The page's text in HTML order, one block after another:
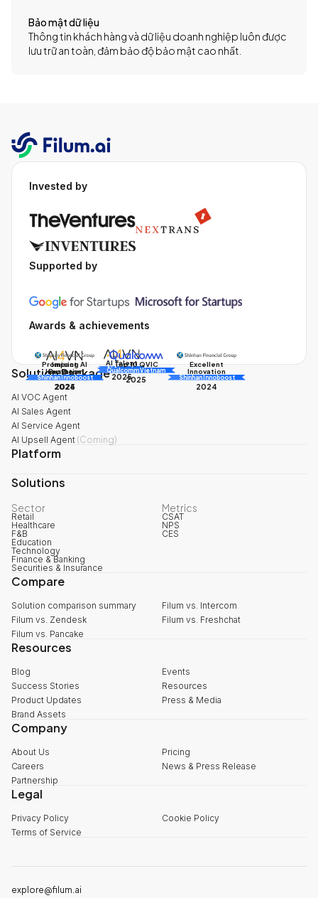
Bảo mật dữ liệu
Thông tin khách hàng và dữ liệu doanh nghiệp luôn được
lưu trữ an toàn, đảm bảo độ bảo mật cao nhất.
Invested by
Supported by
Awards & achievements
Promising AI
Business
AI Awards
2025
AI Talent
AI Awards
2025
Excellent
Innovation
Shinhan Innoboost
2024
Impact
Innovation
Shinhan Innoboost
2024
Top 10 QVIC
Qualcomm Vietnam
2025
Solution Package
AI VOC Agent
AI Sales Agent
AI Service Agent
AI Upsell Agent (Coming)
Platform
Solutions
Sector
Retail
Healthcare
F&B
Education
Technology
Finance & Banking
Securities & Insurance
Metrics
CSAT
NPS
CES
Compare
Solution comparison summary
Filum vs. Intercom
Filum vs. Zendesk
Filum vs. Freshchat
Filum vs. Pancake
Resources
Blog
Events
Success Stories
Resources
Product Updates
Press & Media
Brand Assets
Company
About Us
Pricing
Careers
News & Press Release
Partnership
Legal
Privacy Policy
Cookie Policy
Terms of Service
explore@filum.ai